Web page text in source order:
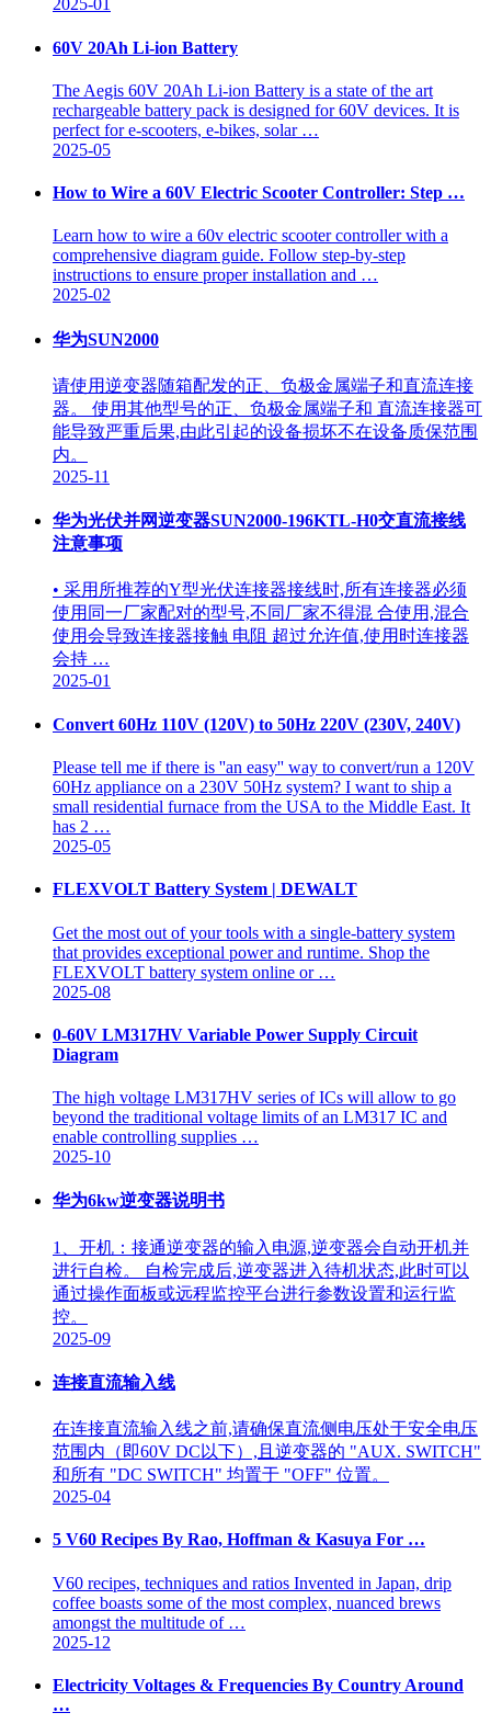
2025-01
60V 20Ah Li-ion Battery
The Aegis 60V 20Ah Li-ion Battery is a state of the art
rechargeable battery pack is designed for 60V devices. It is
perfect for e-scooters, e-bikes, solar …
2025-05
How to Wire a 60V Electric Scooter Controller: Step …
Learn how to wire a 60v electric scooter controller with a
comprehensive diagram guide. Follow step-by-step
instructions to ensure proper installation and …
2025-02
华为SUN2000
请使用逆变器随箱配发的正、负极金属端子和直流连接
器。 使用其他型号的正、负极金属端子和 直流连接器可
能导致严重后果,由此引起的设备损坏不在设备质保范围
内。
2025-11
华为光伏并网逆变器SUN2000-196KTL-H0交直流接线
注意事项
• 采用所推荐的Y型光伏连接器接线时,所有连接器必须
使用同一厂家配对的型号,不同厂家不得混 合使用,混合
使用会导致连接器接触 电阻 超过允许值,使用时连接器
会持 …
2025-01
Convert 60Hz 110V (120V) to 50Hz 220V (230V, 240V)
Please tell me if there is ''an easy'' way to convert/run a 120V
60Hz appliance on a 230V 50Hz system? I want to ship a
small residential furnace from the USA to the Middle East. It
has 2 …
2025-05
FLEXVOLT Battery System | DEWALT
Get the most out of your tools with a single-battery system
that provides exceptional power and runtime. Shop the
FLEXVOLT battery system online or …
2025-08
0-60V LM317HV Variable Power Supply Circuit
Diagram
The high voltage LM317HV series of ICs will allow to go
beyond the traditional voltage limits of an LM317 IC and
enable controlling supplies …
2025-10
华为6kw逆变器说明书
1、开机：接通逆变器的输入电源,逆变器会自动开机并
进行自检。 自检完成后,逆变器进入待机状态,此时可以
通过操作面板或远程监控平台进行参数设置和运行监
控。
2025-09
连接直流输入线
在连接直流输入线之前,请确保直流侧电压处于安全电压
范围内（即60V DC以下）,且逆变器的 "AUX. SWITCH"
和所有 "DC SWITCH" 均置于 "OFF" 位置。
2025-04
5 V60 Recipes By Rao, Hoffman & Kasuya For …
V60 recipes, techniques and ratios Invented in Japan, drip
coffee boasts some of the most complex, nuanced brews
amongst the multitude of …
2025-12
Electricity Voltages & Frequencies By Country Around
…